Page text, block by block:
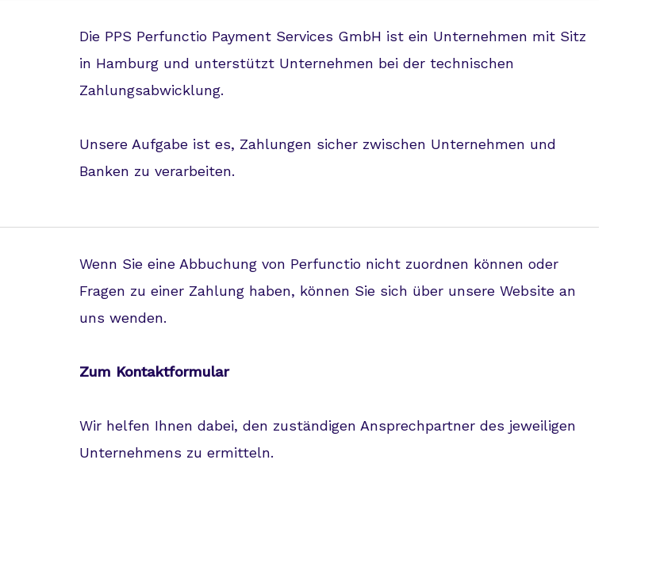
Die PPS Perfunctio Payment Services GmbH ist ein Unternehmen mit Sitz
in Hamburg und unterstützt Unternehmen bei der technischen
Zahlungsabwicklung.
Unsere Aufgabe ist es, Zahlungen sicher zwischen Unternehmen und
Banken zu verarbeiten.
Wenn Sie eine Abbuchung von Perfunctio nicht zuordnen können oder
Fragen zu einer Zahlung haben, können Sie sich über unsere Website an
uns wenden.
Zum Kontaktformular
Wir helfen Ihnen dabei, den zuständigen Ansprechpartner des jeweiligen
Unternehmens zu ermitteln.